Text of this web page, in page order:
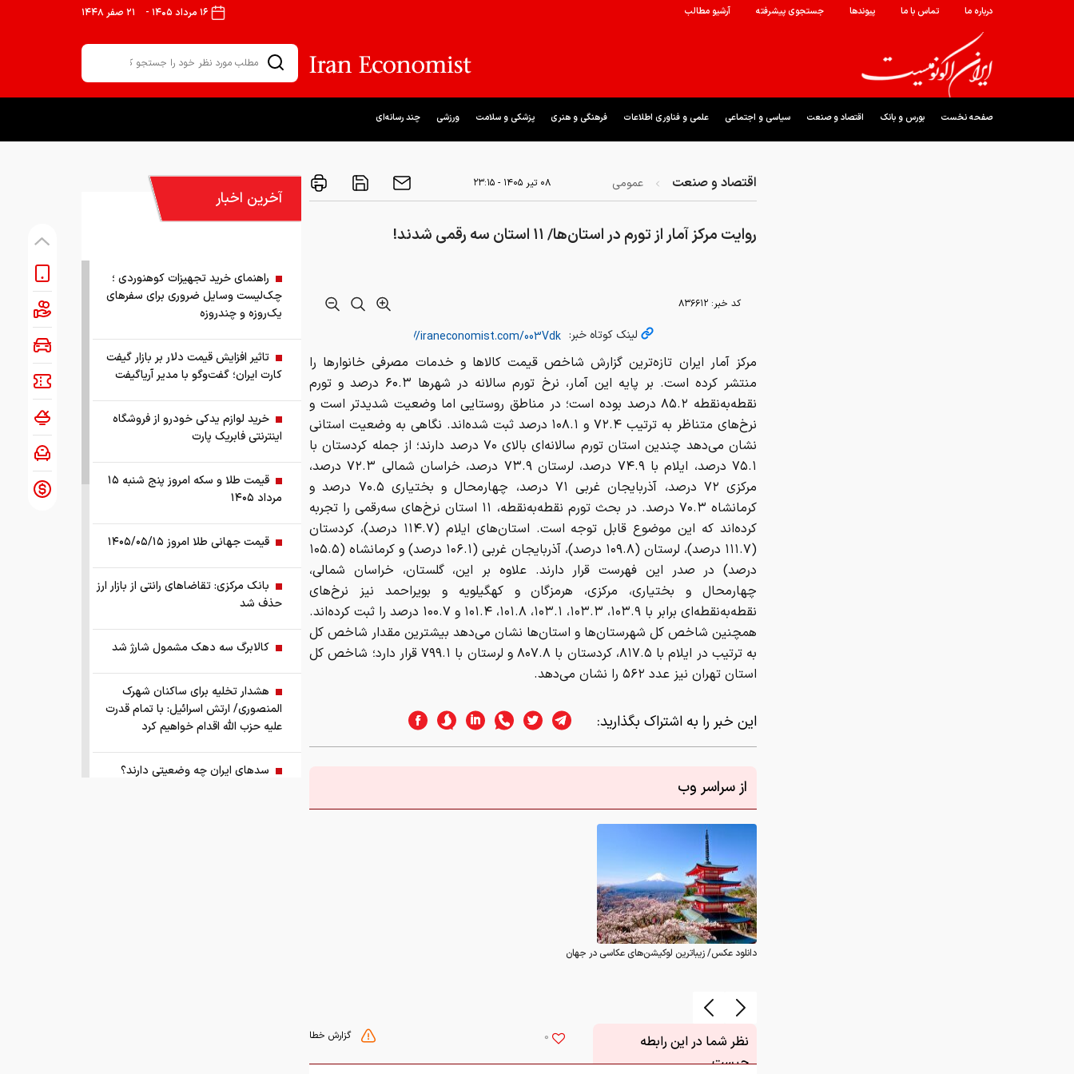
درباره ما تماس با ما پیوندها جستجوی پیشرفته آرشیو مطالب ۱۶ مرداد ۱۴۰۵ - ۲۱ صفر ۱۴۴۸
صفحه نخست بورس و بانک اقتصاد و صنعت سیاسی و اجتماعی علمی و فناوری اطلاعات فرهنگی و هنری پزشکی و سلامت ورزشی چند رسانه‌ای
اقتصاد و صنعت عمومی ۰۸ تير ۱۴۰۵ - ۲۳:۱۵
روایت مرکز آمار از تورم در استان‌ها/ ۱۱ استان سه رقمی شدند!
کد خبر: ۸۳۶۶۱۲
لینک کوتاه خبر:
مرکز آمار ایران تازه‌ترین گزارش شاخص قیمت کالاها و خدمات مصرفی خانوارها را
منتشر کرده است. بر پایه این آمار، نرخ تورم سالانه در شهرها ۶۰.۳ درصد و تورم
نقطه‌به‌نقطه ۸۵.۲ درصد بوده است؛ در مناطق روستایی اما وضعیت شدیدتر است و
نرخ‌های متناظر به ترتیب ۷۲.۴ و ۱۰۸.۱ درصد ثبت شده‌اند. نگاهی به وضعیت استانی
نشان می‌دهد چندین استان تورم سالانه‌ای بالای ۷۰ درصد دارند؛ از جمله کردستان با
۷۵.۱ درصد، ایلام با ۷۴.۹ درصد، لرستان ۷۳.۹ درصد، خراسان شمالی ۷۲.۳ درصد،
مرکزی ۷۲ درصد، آذربایجان غربی ۷۱ درصد، چهارمحال و بختیاری ۷۰.۵ درصد و
کرمانشاه ۷۰.۳ درصد. در بحث تورم نقطه‌به‌نقطه، ۱۱ استان نرخ‌های سه‌رقمی را تجربه
کرده‌اند که این موضوع قابل توجه است. استان‌های ایلام (۱۱۴.۷ درصد)، کردستان
(۱۱۱.۷ درصد)، لرستان (۱۰۹.۸ درصد)، آذربایجان غربی (۱۰۶.۱ درصد) و کرمانشاه (۱۰۵.۵
درصد) در صدر این فهرست قرار دارند. علاوه بر این، گلستان، خراسان شمالی،
چهارمحال و بختیاری، مرکزی، هرمزگان و کهگیلویه و بویراحمد نیز نرخ‌های
نقطه‌به‌نقطه‌ای برابر با ۱۰۳.۹، ۱۰۳.۳، ۱۰۳.۱، ۱۰۱.۸، ۱۰۱.۴ و ۱۰۰.۷ درصد را ثبت کرده‌اند.
همچنین شاخص کل شهرستان‌ها و استان‌ها نشان می‌دهد بیشترین مقدار شاخص کل
به ترتیب در ایلام با ۸۱۷.۵، کردستان با ۸۰۷.۸ و لرستان با ۷۹۹.۱ قرار دارد؛ شاخص کل
استان تهران نیز عدد ۵۶۲ را نشان می‌دهد.
این خبر را به اشتراک بگذارید:
از سراسر وب
دانلود عکس/ زیباترین لوکیشن‌های عکاسی در جهان
گزارش خطا 0
نظر شما در این رابطه
چیست
آخرین اخبار
راهنمای خرید تجهیزات کوهنوردی ؛
چک‌لیست وسایل ضروری برای سفرهای
یک‌روزه و چندروزه
تاثیر افزایش قیمت دلار بر بازار گیفت
کارت ایران؛ گفت‌وگو با مدیر آریاگیفت
خرید لوازم یدکی خودرو از فروشگاه
اینترنتی فابریک پارت
قیمت طلا و سکه امروز پنج شنبه ۱۵
مرداد ۱۴۰۵
قیمت جهانی طلا امروز ۱۴۰۵/۰۵/۱۵
بانک مرکزی: تقاضا‌های رانتی از بازار ارز
حذف شد
کالابرگ سه دهک مشمول شارژ شد
هشدار تخلیه برای ساکنان شهرک
المنصوری/ ارتش اسرائیل: با تمام قدرت
علیه حزب الله اقدام خواهیم کرد
سد‌های ایران چه وضعیتی دارند؟